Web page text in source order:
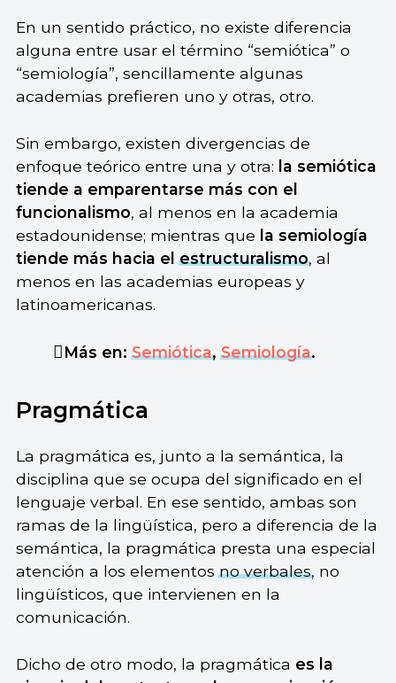
En un sentido práctico, no existe diferencia
alguna entre usar el término “semiótica” o
“semiología”, sencillamente algunas
academias prefieren uno y otras, otro.
Sin embargo, existen divergencias de
enfoque teórico entre una y otra: la semiótica
tiende a emparentarse más con el
funcionalismo, al menos en la academia
estadounidense; mientras que la semiología
tiende más hacia elestructuralismo, al
menos en las academias europeas y
latinoamericanas.
Más en:Semiótica,Semiología.
Pragmática
La pragmática es, junto a la semántica, la
disciplina que se ocupa del significado en el
lenguaje verbal. En ese sentido, ambas son
ramas de la lingüística, pero a diferencia de la
semántica, la pragmática presta una especial
atención a los elementosno verbales, no
lingüísticos, que intervienen en la
comunicación.
Dicho de otro modo, la pragmática es la